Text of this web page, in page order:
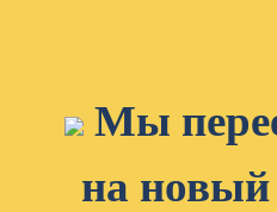
Мы
на новый